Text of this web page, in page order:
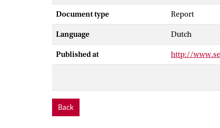
internationale
de
in Nederland
oordeel van
Uit het
verloedering
Document type Report
Language Dutch
Published at http://
Back